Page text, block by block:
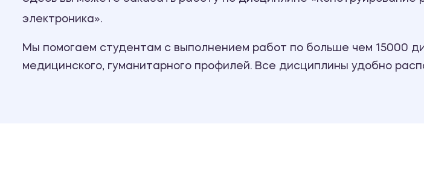
электроника».
Мы помогаем студентам с выполнением работ по больше чем 15000
медицинского, гуманитарного профилей. Все дисциплины удобно